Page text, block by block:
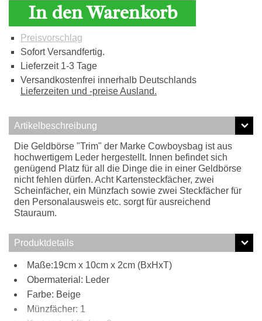
In den Warenkorb
Preisvorschlag
Sofort Versandfertig.
Lieferzeit 1-3 Tage
Versandkostenfrei innerhalb Deutschlands
Lieferzeiten und -preise Ausland.
Artikelbeschreibung
Die Geldbörse "Trim" der Marke Cowboysbag ist aus
hochwertigem Leder hergestellt. Innen befindet sich
genügend Platz für all die Dinge die in einer Geldbörse
nicht fehlen dürfen. Acht Kartensteckfächer, zwei
Scheinfächer, ein Münzfach sowie zwei Steckfächer für
den Personalausweis etc. sorgt für ausreichend
Stauraum.
Produktdetails
Maße:19cm x 10cm x 2cm (BxHxT)
Obermaterial: Leder
Farbe: Beige
Münzfächer: 1